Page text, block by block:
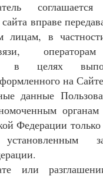
вправе
лицам, в
операторам
в целях
на
данные
органам
Федерации
или